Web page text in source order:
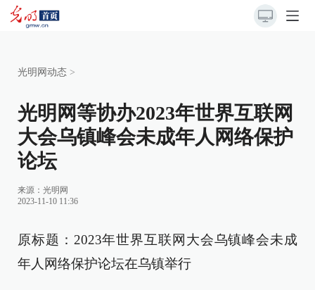
光明网动态 >
光明网等协办2023年世界互联网
大会乌镇峰会未成年人网络保护
论坛
来源： 光明网
2023-11-10 11:36
原标题：2023年世界互联网大会乌镇峰会未成
年人网络保护论坛在乌镇举行